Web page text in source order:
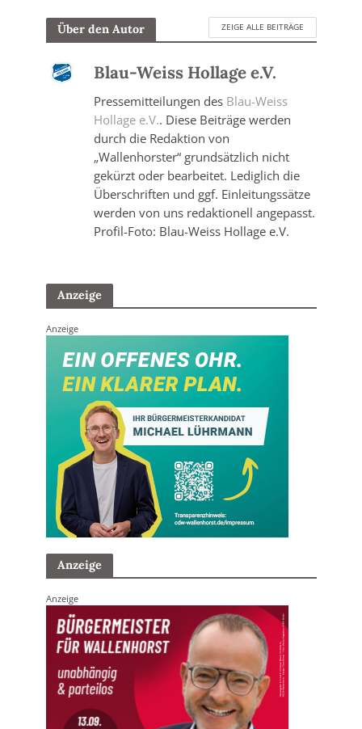
Über den Autor ZEIGE ALLE BEITRÄGE
Blau-Weiss Hollage e.V.
Pressemitteilungen des Blau-Weiss
Hollage e.V.. Diese Beiträge werden
durch die Redaktion von
„Wallenhorster“ grundsätzlich nicht
gekürzt oder bearbeitet. Lediglich die
Überschriften und ggf. Einleitungssätze
werden von uns redaktionell angepasst.
Profil-Foto: Blau-Weiss Hollage e.V.
Anzeige
Anzeige
Anzeige
Anzeige